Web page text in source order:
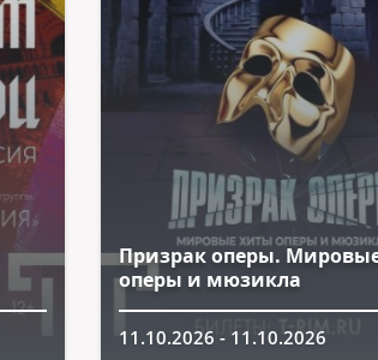
Призрак оперы.
оперы и мюзикла
11.10.2026 - 11.10.2026